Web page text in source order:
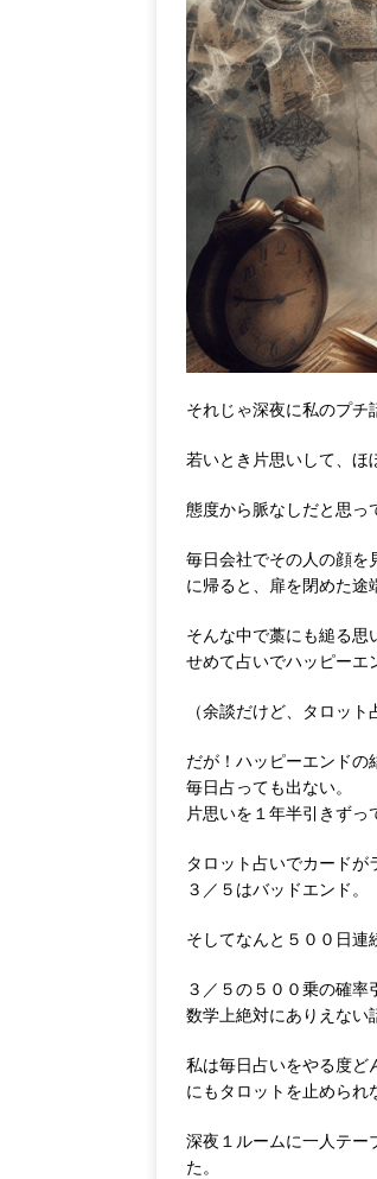
それじゃ深夜に私のプチ
若いとき片思いして、ほ
態度から脈なしだと思っ
毎日会社でその人の顔を
に帰ると、扉を閉めた途
そんな中で藁にも縋る思
せめて占いでハッピーエ
（余談だけど、タロッ
だが！ハッピーエンドの
毎日占っても出ない。
片思いを１年半引きずっ
タロット占いでカードが
３／５はバッドエンド。
そしてなんと５００日連
３／５の５００乗の確率
数学上絶対にありえない
私は毎日占いをやる度ど
にもタロットを止められ
深夜１ルームに一人テー
た。